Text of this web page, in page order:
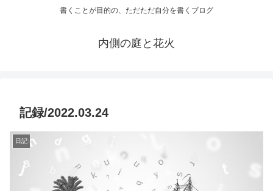
書くことが目的の、ただただ自分を書くブログ
内側の庭と花火
記録/2022.03.24
日記